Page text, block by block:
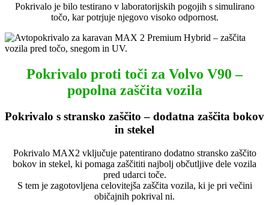
Pokrivalo je bilo testirano v laboratorijskih pogojih s simulirano
točo, kar potrjuje njegovo visoko odpornost.
Pokrivalo proti toči za Volvo V90 –
popolna zaščita vozila
Pokrivalo s stransko zaščito – dodatna zaščita bokov
in stekel
Pokrivalo MAX2 vključuje patentirano dodatno stransko zaščito
bokov in stekel, ki pomaga zaščititi najbolj občutljive dele vozila
pred udarci toče.
S tem je zagotovljena celovitejša zaščita vozila, ki je pri večini
običajnih pokrival ni.